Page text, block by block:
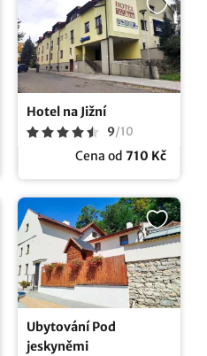
Hotel na Jižní
9/10
Cena od 710 Kč
Ubytování Pod
jeskyněmi